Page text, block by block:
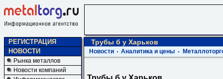
РЕГИСТРАЦИЯ
НОВОСТИ
Рынка металлов
Новости компаний
Трубы б у Харьков
Новости Аналитика и цены